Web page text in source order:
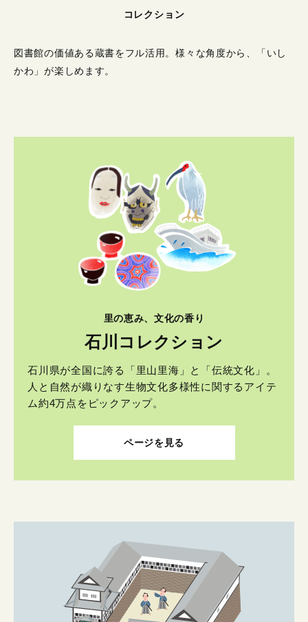
コレクション
図書館の価値ある蔵書をフル活用。様々な角度から、「いし
かわ」が楽しめます。
里の恵み、文化の香り
石川コレクション
石川県が全国に誇る「里山里海」と「伝統文化」。
人と自然が織りなす生物文化多様性に関するアイテ
ム約4万点をピックアップ。
ページを見る